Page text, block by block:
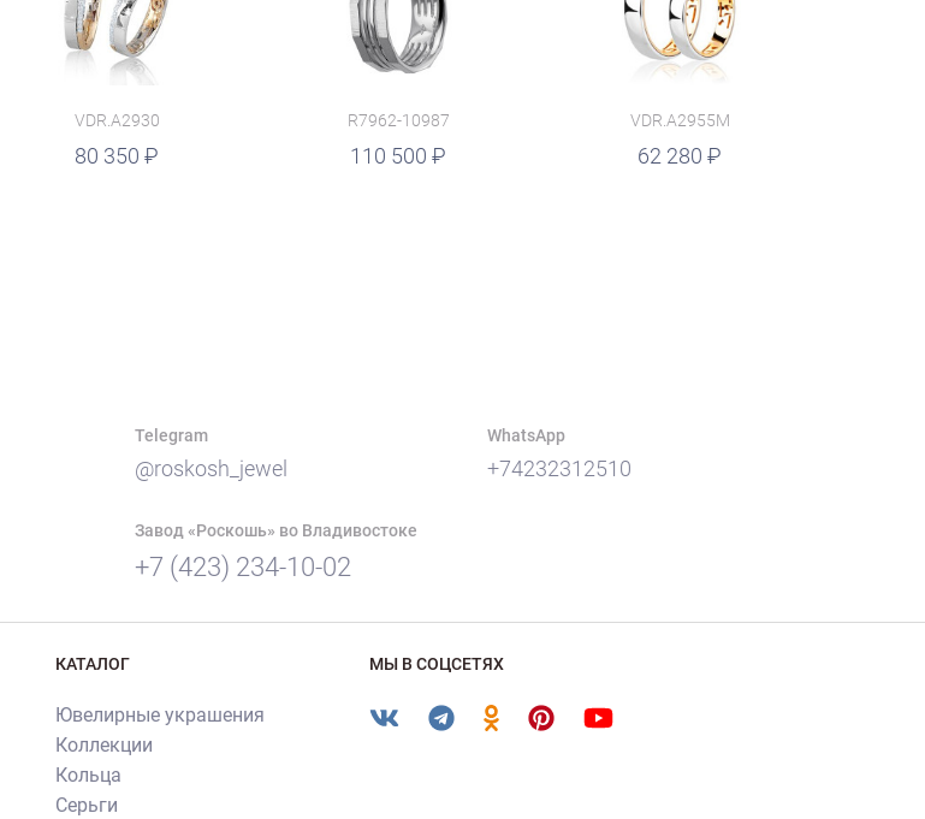
VDR.A2930
80 350
R7962-10987
110 500
руб.
VDR.A2955M
62 280
руб.
Telegram
@roskosh_jewel
WhatsApp
+74232312510
Завод «Роскошь» во Владивостоке
+7 (423) 234-10-02
КАТАЛОГ
Ювелирные украшения
Коллекции
Кольца
Серьги
МЫ В СОЦСЕТЯХ